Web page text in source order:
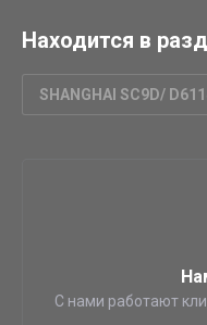
Находится в
SHANGHAI SC9D/
С нами работают